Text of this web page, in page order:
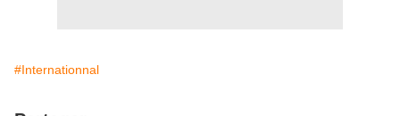
#Internationnal